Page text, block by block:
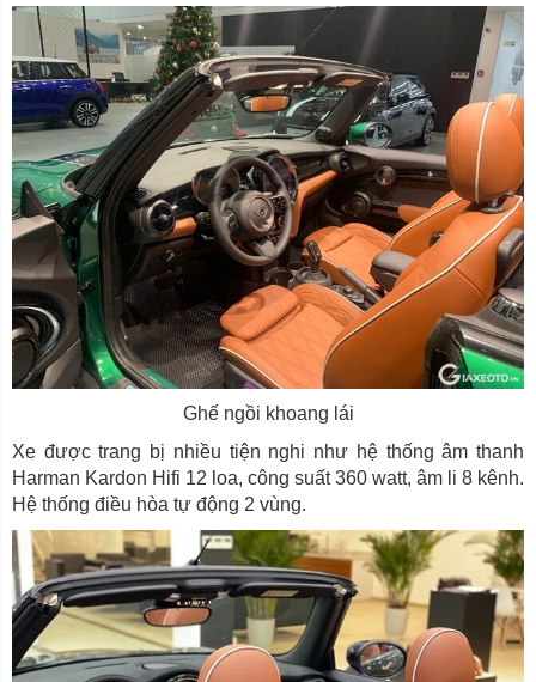
Ghế ngồi khoang lái
Xe được trang bị nhiều tiện nghi như hệ thống âm thanh
Harman Kardon Hifi 12 loa, công suất 360 watt, âm li 8 kênh.
Hệ thống điều hòa tự động 2 vùng.